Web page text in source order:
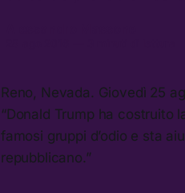
Reno, Nevada. Giovedì 25
“Donald Trump ha costruito
famosi gruppi d’odio e sta
repubblicano.”